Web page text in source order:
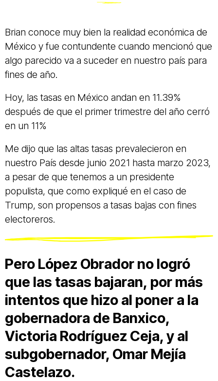
Brian conoce muy bien la realidad económica de
México y fue contundente cuando mencionó que
algo parecido va a suceder en nuestro país para
fines de año.
Hoy, las tasas en México andan en 11.39%
después de que el primer trimestre del año cerró
en un 11%
Me dijo que las altas tasas prevalecieron en
nuestro País desde junio 2021 hasta marzo 2023,
a pesar de que tenemos a un presidente
populista, que como expliqué en el caso de
Trump, son propensos a tasas bajas con fines
electoreros.
Pero López Obrador no logró
que las tasas bajaran, por más
intentos que hizo al poner a la
gobernadora de Banxico,
Victoria Rodríguez Ceja, y al
subgobernador, Omar Mejía
Castelazo.